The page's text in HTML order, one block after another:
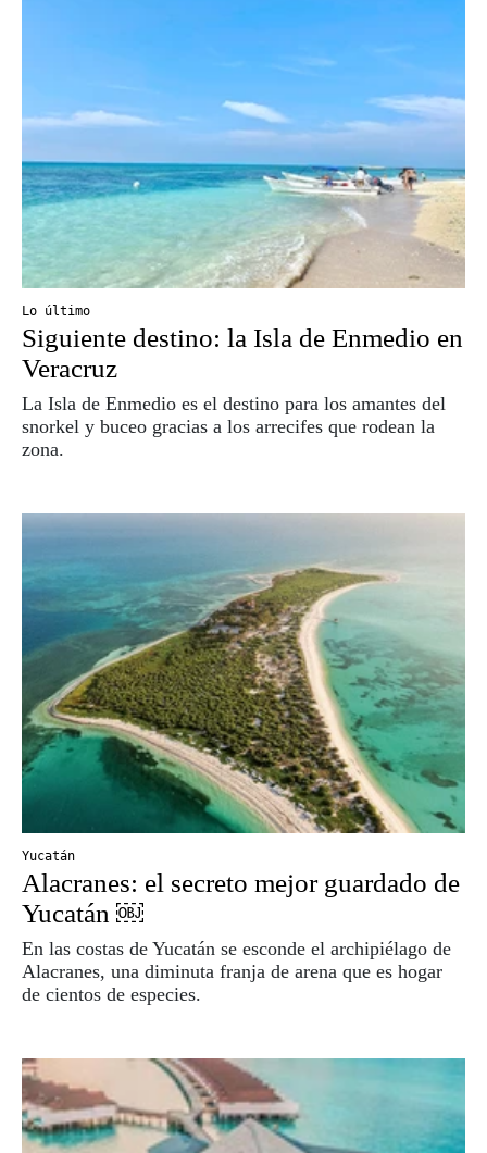
Lo último
Siguiente destino: la Isla de Enmedio en
Veracruz
La Isla de Enmedio es el destino para los amantes del
snorkel y buceo gracias a los arrecifes que rodean la
zona.
Yucatán
Alacranes: el secreto mejor guardado de
Yucatán ￼
En las costas de Yucatán se esconde el archipiélago de
Alacranes, una diminuta franja de arena que es hogar
de cientos de especies.